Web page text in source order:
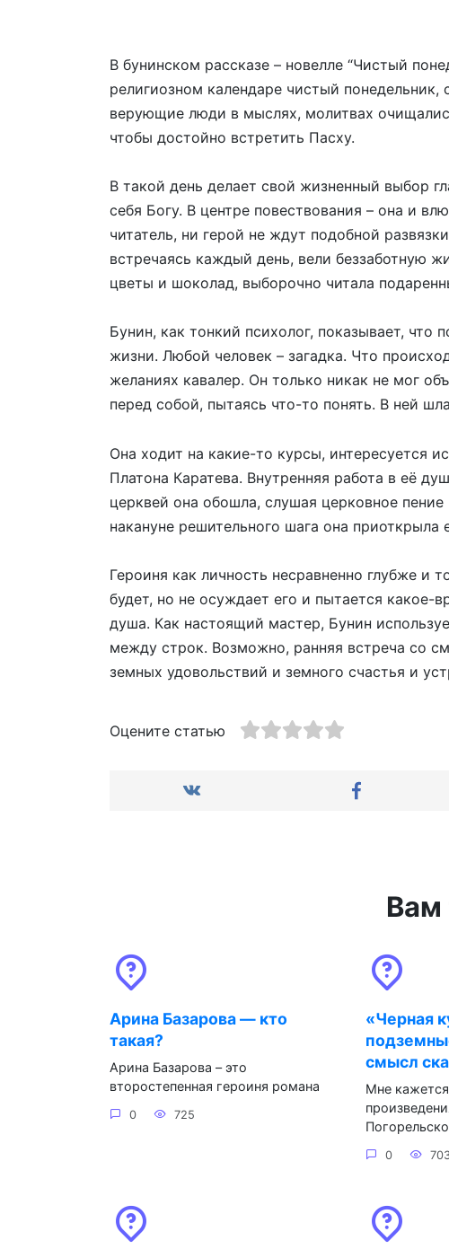
В бунинском рассказе – новелле “Чистый
религиозном календаре чистый
верующие люди в мыслях, молитвах
чтобы достойно встретить Пасху.
В такой день делает свой жизненный выбор
себя Богу. В центре повествования – она и
читатель, ни герой не ждут подобной
встречаясь каждый день, вели беззаботную
цветы и шоколад, выборочно читала
Бунин, как тонкий психолог, показывает,
жизни. Любой человек – загадка. Что
желаниях кавалер. Он только никак не мог
перед собой, пытаясь что-то понять. В ней
Она ходит на какие-то курсы, интересуется
Платона Каратева. Внутренняя работа в её
церквей она обошла, слушая церковное
накануне решительного шага она
Героиня как личность несравненно глубже и
будет, но не осуждает его и пытается
душа. Как настоящий мастер, Бунин
между строк. Возможно, ранняя встреча со
земных удовольствий и земного счастья и
Оцените статью
Вам
Арина Базарова — кто
такая?
Арина Базарова – это
второстепенная героиня романа
0 725
«Черная
смысл
Мне
0